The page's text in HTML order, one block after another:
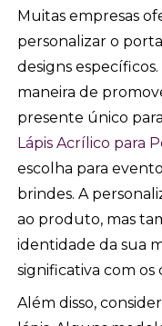
Muitas empresas
personalizar o
designs
maneira de
presente único
Lápis Acrílico para
escolha para
brindes. A
ao produto, mas
identidade da sua
significativa com os
Além disso,